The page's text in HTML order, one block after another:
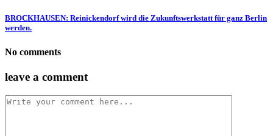
BROCKHAUSEN: Reinickendorf wird die Zukunftswerkstatt für ganz Berlin
werden.
No comments
leave a comment